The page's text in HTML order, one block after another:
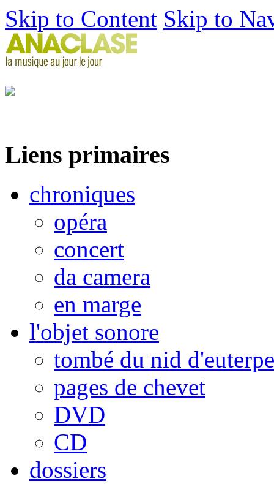
Skip to Content Skip to
Liens primaires
chroniques
opéra
concert
da camera
en marge
l'objet sonore
tombé du nid d'euterpe
pages de chevet
DVD
CD
dossiers